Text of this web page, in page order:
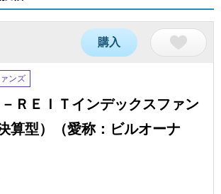
購入
ンズ
ＲＥＩＴインデックスファン
算型）（愛称：ビルオーナ